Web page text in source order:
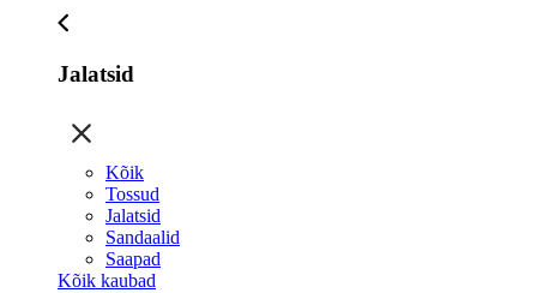
Jalatsid
Kõik
Tossud
Jalatsid
Sandaalid
Saapad
Kõik kaubad